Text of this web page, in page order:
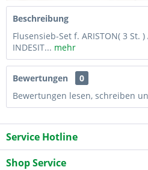
Beschreibung
Flusensieb-Set f. ARISTON( 3 St. )
INDESIT... mehr
Bewertungen
0
Bewertungen lesen, schreiben
Service Hotline
Shop Service